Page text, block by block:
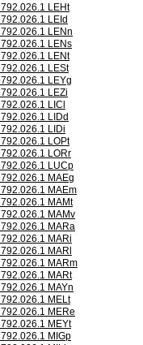
792.026.1 LEHt
792.026.1 LEId
792.026.1 LENn
792.026.1 LENs
792.026.1 LENt
792.026.1 LESt
792.026.1 LEYg
792.026.1 LEZi
792.026.1 LICl
792.026.1 LIDd
792.026.1 LIDi
792.026.1 LOPt
792.026.1 LORr
792.026.1 LUCp
792.026.1 MAEg
792.026.1 MAEm
792.026.1 MAMt
792.026.1 MAMv
792.026.1 MARa
792.026.1 MARi
792.026.1 MARl
792.026.1 MARm
792.026.1 MARt
792.026.1 MAYn
792.026.1 MELt
792.026.1 MERe
792.026.1 MEYt
792.026.1 MIGp